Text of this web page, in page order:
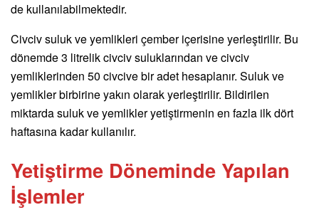
de kullanılabilmektedir.
Civciv suluk ve yemlikleri çember içerisine yerleştirilir. Bu
dönemde 3 litrelik civciv suluklarından ve civciv
yemliklerinden 50 civcive bir adet hesaplanır. Suluk ve
yemlikler birbirine yakın olarak yerleştirilir. Bildirilen
miktarda suluk ve yemlikler yetiştirmenin en fazla ilk dört
haftasına kadar kullanılır.
Yetiştirme Döneminde Yapılan
İşlemler